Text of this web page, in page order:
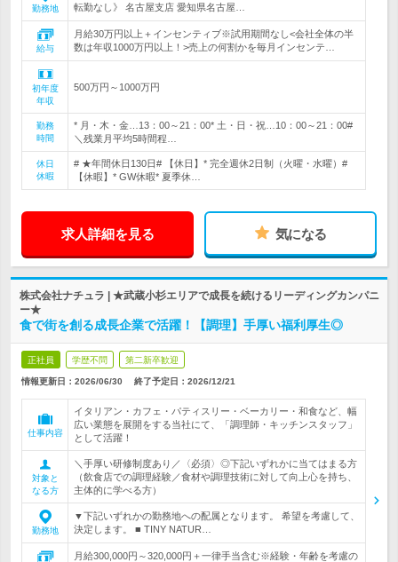
勤務地
転勤なし》 名古屋支店 愛知県名古屋…
給与
月給30万円以上＋インセンティブ※試用期間なし<会社全体の半
数は年収1000万円以上！>売上の何割かを毎月インセンテ…
初年度
年収
500万円～1000万円
勤務
時間
* 月・木・金…13：00～21：00* 土・日・祝…10：00～21：00#
＼残業月平均5時間程…
休日
休暇
# ★年間休日130日# 【休日】* 完全週休2日制（火曜・水曜）#
【休暇】* GW休暇* 夏季休…
求人詳細を見る 気になる
株式会社ナチュラ | ★武蔵小杉エリアで成長を続けるリーディングカンパニ
ー★
食で街を創る成長企業で活躍！【調理】手厚い福利厚生◎
正社員 学歴不問 第二新卒歓迎
情報更新日：2026/06/30 終了予定日： 2026/12/21
仕事内容
イタリアン・カフェ・パティスリー・ベーカリー・和食など、幅
広い業態を展開をする当社にて、「調理師・キッチンスタッフ」
として活躍！
対象と
なる方
＼手厚い研修制度あり／〈必須〉◎下記いずれかに当てはまる方
（飲食店での調理経験／食材や調理技術に対して向上心を持ち、
主体的に学べる方）
勤務地
▼下記いずれかの勤務地への配属となります。 希望を考慮して、
決定します。 ■ TINY NATUR…
月給300,000円～320,000円＋一律手当含む※経験・年齢を考慮の